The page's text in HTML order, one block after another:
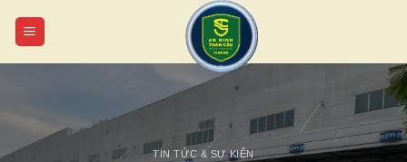
đến
TIN TỨC & SỰ KIỆN